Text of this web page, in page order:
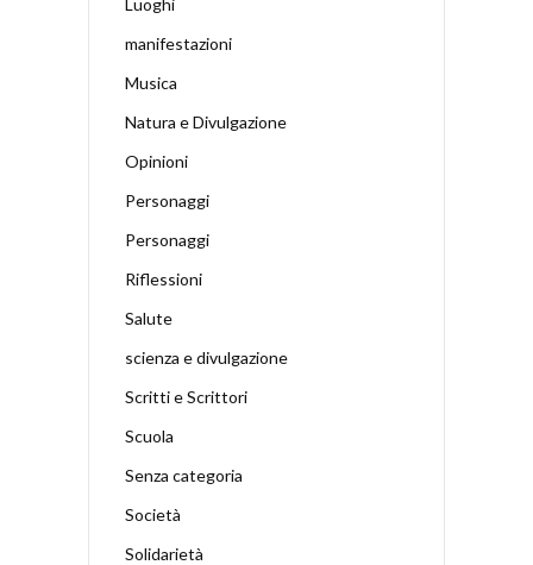
manifestazioni
Musica
Natura e Divulgazione
Opinioni
Personaggi
Personaggi
Riflessioni
Salute
scienza e divulgazione
Scritti e Scrittori
Scuola
Senza categoria
Società
Solidarietà